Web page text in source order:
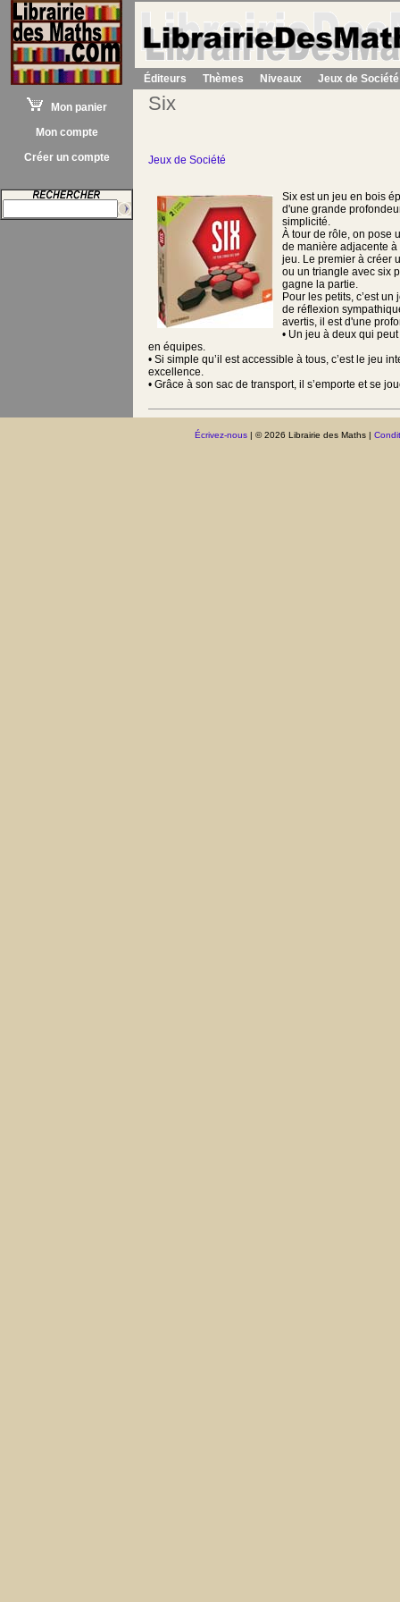
Mon panier
Mon compte
Créer un compte
Éditeurs Thèmes Niveaux Jeux de Société
Six
Jeux de Société
Six est un jeu en bois
d'une grande
simplicité.
À tour de rôle, on pose
de manière adjacente
jeu. Le premier à créer
ou un triangle avec six
gagne la partie.
Pour les petits, c’est un
de réflexion
avertis, il est d'une
• Un jeu à deux qui
en équipes.
• Si simple qu’il est accessible à tous, c’est le jeu
excellence.
• Grâce à son sac de transport, il s’emporte et se
Écrivez-nous| © 2026 Librairie des Maths |